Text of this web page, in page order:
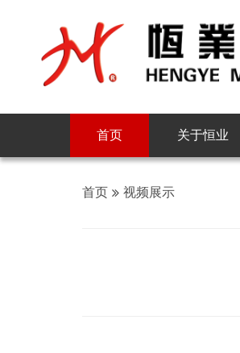
首页 关于恒业
首页 视频展示